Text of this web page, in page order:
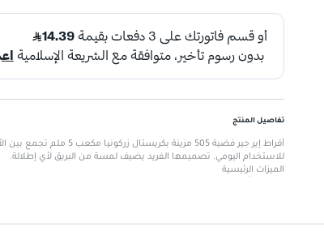
تفاصيل المنتج
أقراط إير جير فضية 505 مزينة
للاستخدام اليومي. تصميمها الفريد يضيف لمسة من البريق لأي إطلالة.
الميزات الرئيسية
حجم 5 ملم
: مناسب لكل الأذواق والأعمار.